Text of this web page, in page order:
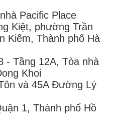
Pacific Place
Kiệt, phường Trần
Kiếm, Thành phố Hà
- Tầng 12A, Tòa nhà
Khoi
và 45A Đường Lý
1, Thành phố Hồ